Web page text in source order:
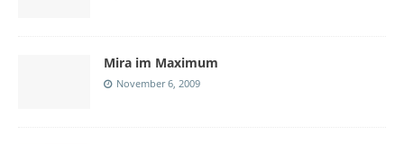
Mira im Maximum
November 6, 2009